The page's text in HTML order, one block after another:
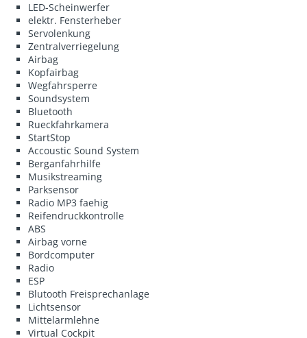
LED-Scheinwerfer
elektr. Fensterheber
Servolenkung
Zentralverriegelung
Airbag
Kopfairbag
Wegfahrsperre
Soundsystem
Bluetooth
Rueckfahrkamera
StartStop
Accoustic Sound System
Berganfahrhilfe
Musikstreaming
Parksensor
Radio MP3 faehig
Reifendruckkontrolle
ABS
Airbag vorne
Bordcomputer
Radio
ESP
Blutooth Freisprechanlage
Lichtsensor
Mittelarmlehne
Virtual Cockpit